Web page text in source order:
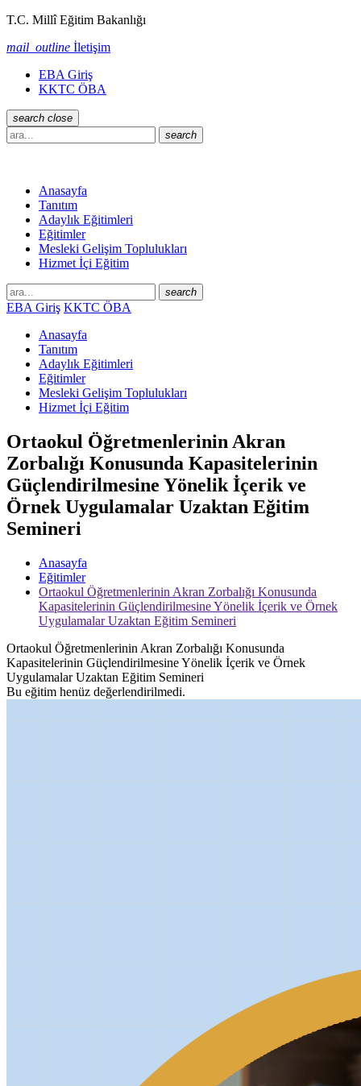
T.C. Millî Eğitim Bakanlığı
mail_outline İletişim
EBA Giriş
KKTC ÖBA
search close
search
Anasayfa
Tanıtım
Adaylık Eğitimleri
Eğitimler
Mesleki Gelişim Toplulukları
Hizmet İçi Eğitim
search
EBA Giriş KKTC ÖBA
Anasayfa
Tanıtım
Adaylık Eğitimleri
Eğitimler
Mesleki Gelişim Toplulukları
Hizmet İçi Eğitim
Ortaokul Öğretmenlerinin Akran
Zorbalığı Konusunda Kapasitelerinin
Güçlendirilmesine Yönelik İçerik ve
Örnek Uygulamalar Uzaktan Eğitim
Semineri
Anasayfa
Eğitimler
Ortaokul Öğretmenlerinin Akran Zorbalığı Konusunda
Kapasitelerinin Güçlendirilmesine Yönelik İçerik ve Örnek
Uygulamalar Uzaktan Eğitim Semineri
Ortaokul Öğretmenlerinin Akran Zorbalığı Konusunda
Kapasitelerinin Güçlendirilmesine Yönelik İçerik ve Örnek
Uygulamalar Uzaktan Eğitim Semineri
Bu eğitim henüz değerlendirilmedi.